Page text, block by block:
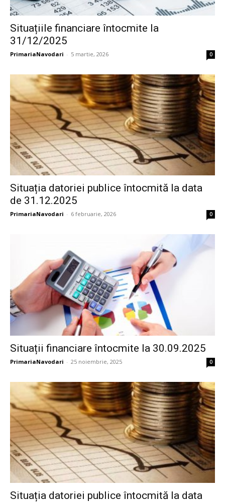
Situațiile financiare întocmite la
31/12/2025
PrimariaNavodari - 5 martie, 2026 0
Situația datoriei publice întocmită la data
de 31.12.2025
PrimariaNavodari - 6 februarie, 2026 0
Situații financiare întocmite la 30.09.2025
PrimariaNavodari - 25 noiembrie, 2025 0
Situația datoriei publice întocmită la data